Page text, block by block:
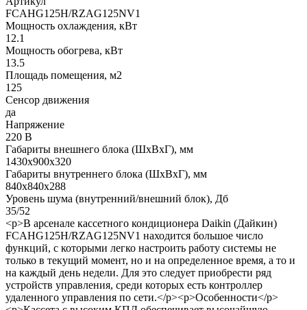
FCAHG125H/RZAG125NV1
Мощность охлаждения, кВт
12.1
Мощность обогрева, кВт
13.5
Площадь помещения, м2
125
Сенсор движения
да
Напряжение
220 В
Габариты внешнего блока (ШхВхГ), мм
1430х900х320
Габариты внутреннего блока (ШхВхГ), мм
840х840х288
Уровень шума (внутренний/внешний блок), Дб
35/52
<p>В арсенале кассетного кондиционера Daikin (Дайкин)
FCAHG125H/RZAG125NV1 находится большое число
функций, с которыми легко настроить работу системы не
только в текущий момент, но и на определенное время, а то и
на каждый день недели. Для это следует приобрести ряд
устройств управления, среди которых есть контроллер
удаленного управления по сети.</p><p>Особенности</p>